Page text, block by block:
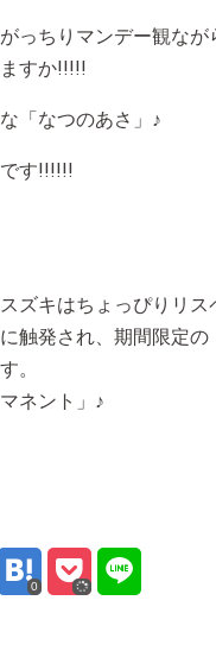
っちりマンデー観なが
すか!!!!!
「なつのあさ」♪
す!!!!!!
ズキはちょっぴりリス
触発され、期間限定の
。
ネント」♪
0